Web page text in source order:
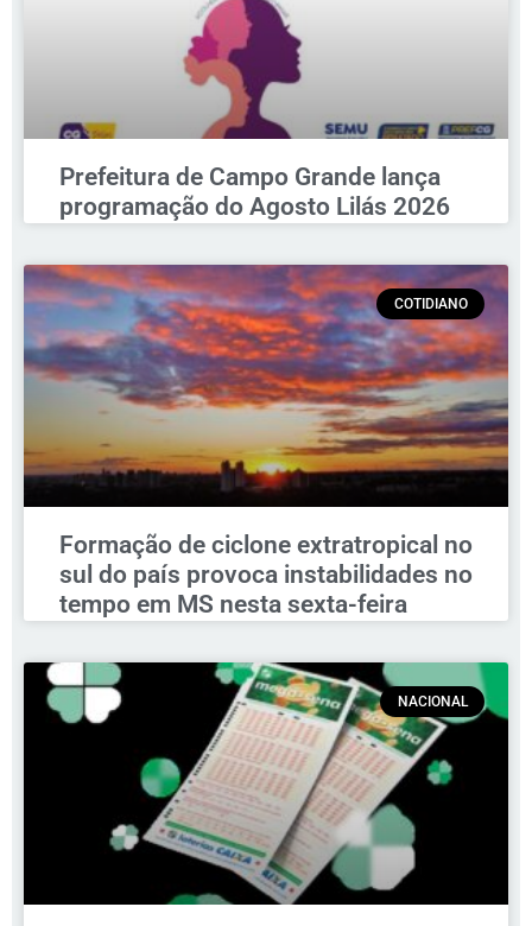
Prefeitura de Campo Grande lança
programação do Agosto Lilás 2026
COTIDIANO
Formação de ciclone extratropical no
sul do país provoca instabilidades no
tempo em MS nesta sexta-feira
NACIONAL